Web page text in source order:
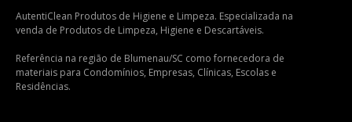
AutentiClean Produtos de Higiene e Limpeza. Especializada na
venda de Produtos de Limpeza, Higiene e Descartáveis.
Referência na região de Blumenau/SC como fornecedora de
materiais para Condomínios, Empresas, Clínicas, Escolas e
Residências.